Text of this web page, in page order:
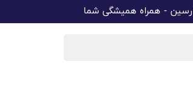
- همراه همیشگی شما